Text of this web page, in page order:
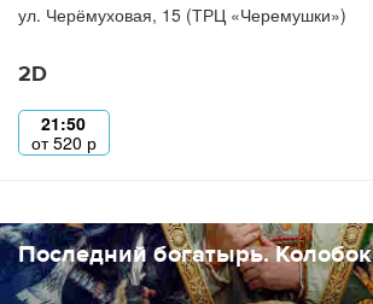
ул. Черёмуховая, 15 (ТРЦ «Черемушки»)
2D
21:50
от520 р
Последний богатырь. Колобок